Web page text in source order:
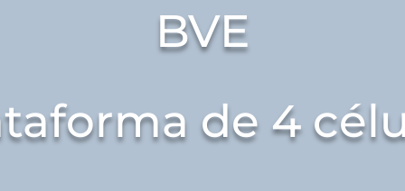
BVE
de 4